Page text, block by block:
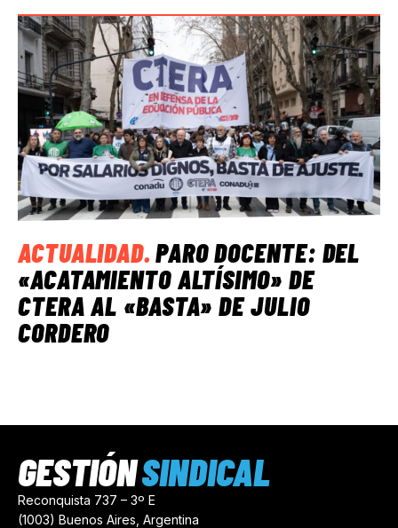
ACTUALIDAD.PARO DOCENTE: DEL
«ACATAMIENTO ALTÍSIMO» DE
CTERA AL «BASTA» DE JULIO
CORDERO
Reconquista 737 – 3º E
(1003) Buenos Aires, Argentina
GESTIÓNSINDICAL